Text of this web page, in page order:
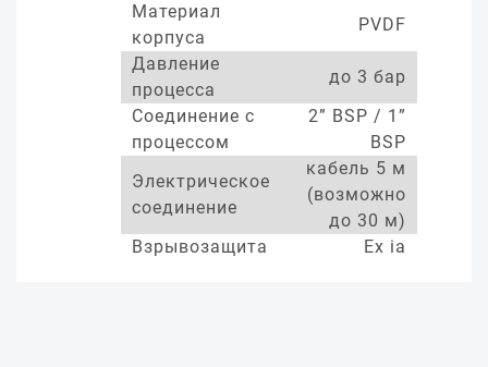
Материал
корпуса
PVDF
Давление
процесса
до 3 бар
Соединение с
процессом
2” BSP / 1”
BSP
Электрическое
соединение
кабель 5 м
(возможно
до 30 м)
Взрывозащита
Ex ia